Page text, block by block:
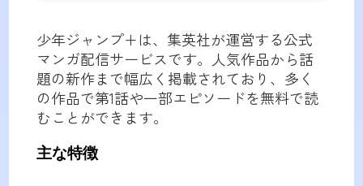
少年ジャンプ+は、集英社が運営する公式
マンガ配信サービスです。人気作品から話
題の新作まで幅広く掲載されており、多く
の作品で第1話や一部エピソードを無料で読
むことができます。
主な特徴